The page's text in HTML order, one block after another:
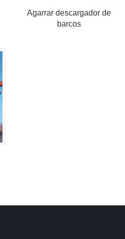
Agarrar descargador de
barcos